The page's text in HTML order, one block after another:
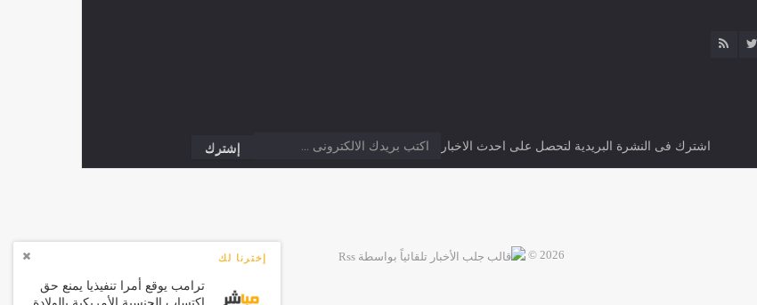
إخترنا لك
ترامب يوقع أمرا تنفيذيا يمنع حق
اشترك فى النشرة البريدية لتحصل على احدث الاخبار
2026 ©